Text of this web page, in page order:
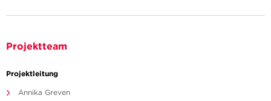
Projektteam
Projektleitung
Annika Greven